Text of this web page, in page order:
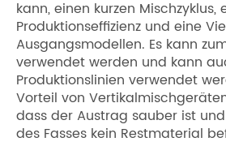
kann, einen kurzen Mischzyklus,
Produktionseffizienz und eine
Ausgangsmodellen. Es kann
verwendet werden und kann
Produktionslinien verwendet
Vorteil von
dass der Austrag sauber ist
des Fasses kein Restmaterial